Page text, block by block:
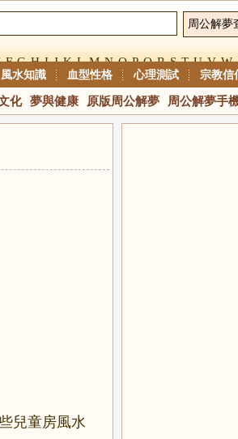
F G H I J K L M N O P Q R S T U V W
風水知識 血型性格 心理測試 宗教信
化 夢與健康 原版周公解夢 周公解夢手
兒童房風水